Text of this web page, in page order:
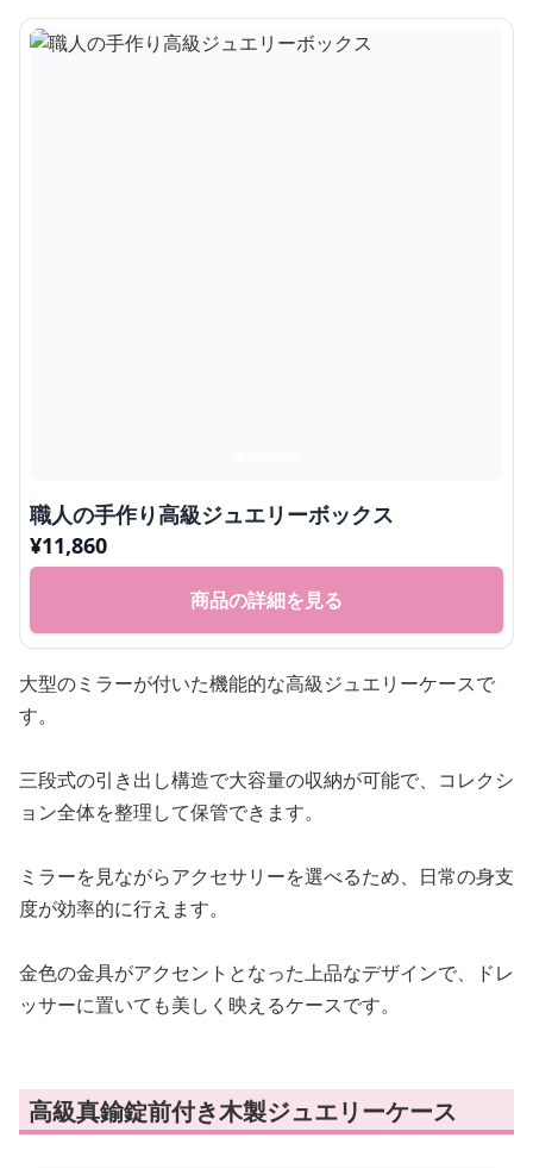
職人の手作り高級ジュエリーボックス
¥11,860
商品の詳細を見る
大型のミラーが付いた機能的な高級ジュエリーケースで
す。
三段式の引き出し構造で大容量の収納が可能で、コレクシ
ョン全体を整理して保管できます。
ミラーを見ながらアクセサリーを選べるため、日常の身支
度が効率的に行えます。
金色の金具がアクセントとなった上品なデザインで、ドレ
ッサーに置いても美しく映えるケースです。
高級真鍮錠前付き木製ジュエリーケース